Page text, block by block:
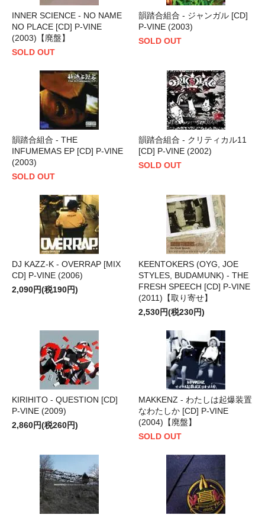
INNER SCIENCE - NO NAME
NO PLACE [CD] P-VINE
(2003)【廃盤】
SOLD OUT
韻踏合組合 - ジャンガル [CD]
P-VINE (2003)
SOLD OUT
韻踏合組合 - THE
INFUMEMAS EP [CD] P-VINE
(2003)
SOLD OUT
韻踏合組合 - クリティカル11
[CD] P-VINE (2002)
SOLD OUT
DJ KAZZ-K - OVERRAP [MIX
CD] P-VINE (2006)
2,090円(税190円)
KEENTOKERS (OYG, JOE
STYLES, BUDAMUNK) - THE
FRESH SPEECH [CD] P-VINE
(2011)【取り寄せ】
2,530円(税230円)
KIRIHITO - QUESTION [CD]
P-VINE (2009)
2,860円(税260円)
MAKKENZ - わたしは起爆装置
なわたしか [CD] P-VINE
(2004)【廃盤】
SOLD OUT